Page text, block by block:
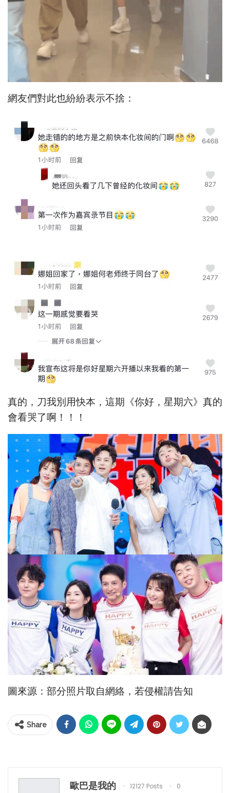
網友們對此也紛紛表示不捨：
真的，刀我別用快本，這期《你好，星期六》真的
會看哭了啊！！！
圖來源：部分照片取自網絡，若侵權請告知
Share
歐巴是我的 12127 Posts 0